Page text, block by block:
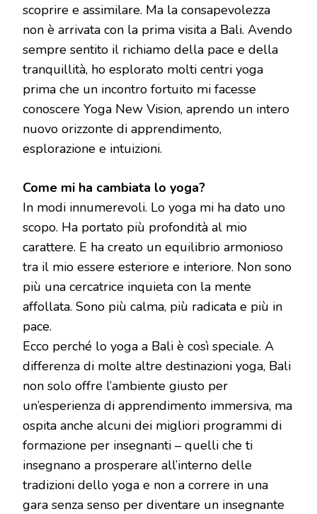
scoprire e assimilare. Ma la consapevolezza
non è arrivata con la prima visita a Bali. Avendo
sempre sentito il richiamo della pace e della
tranquillità, ho esplorato molti centri yoga
prima che un incontro fortuito mi facesse
conoscere Yoga New Vision, aprendo un intero
nuovo orizzonte di apprendimento,
esplorazione e intuizioni.
Come mi ha cambiata lo yoga?
In modi innumerevoli. Lo yoga mi ha dato uno
scopo. Ha portato più profondità al mio
carattere. E ha creato un equilibrio armonioso
tra il mio essere esteriore e interiore. Non sono
più una cercatrice inquieta con la mente
affollata. Sono più calma, più radicata e più in
pace.
Ecco perché lo yoga a Bali è così speciale. A
differenza di molte altre destinazioni yoga, Bali
non solo offre l’ambiente giusto per
un’esperienza di apprendimento immersiva, ma
ospita anche alcuni dei migliori programmi di
formazione per insegnanti – quelli che ti
insegnano a prosperare all’interno delle
tradizioni dello yoga e non a correre in una
gara senza senso per diventare un insegnante